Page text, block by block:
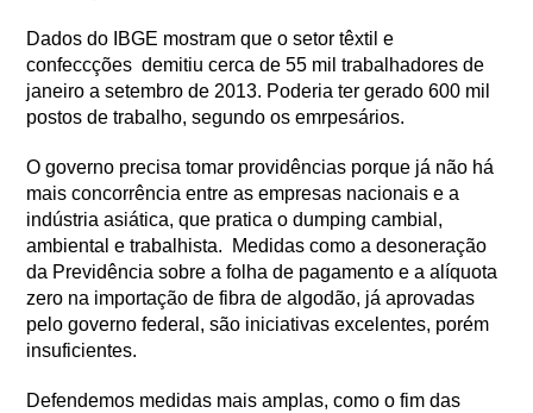
Dados do IBGE mostram que o setor têxtil e
confeccções demitiu cerca de 55 mil trabalhadores de
janeiro a setembro de 2013. Poderia ter gerado 600 mil
postos de trabalho, segundo os emrpesários.
O governo precisa tomar providências porque já não há
mais concorrência entre as empresas nacionais e a
indústria asiática, que pratica o dumping cambial,
ambiental e trabalhista. Medidas como a desoneração
da Previdência sobre a folha de pagamento e a alíquota
zero na importação de fibra de algodão, já aprovadas
pelo governo federal, são iniciativas excelentes, porém
insuficientes.
Defendemos medidas mais amplas, como o fim das